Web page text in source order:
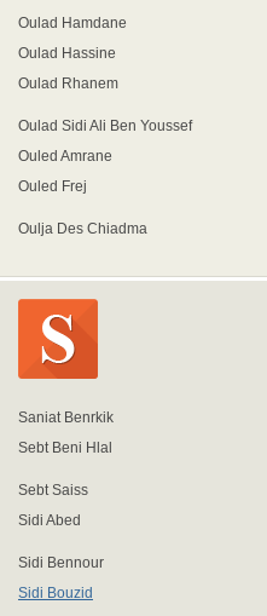
Oulad Hamdane
Oulad Hassine
Oulad Rhanem
Oulad Sidi Ali Ben Youssef
Ouled Amrane
Ouled Frej
Oulja Des Chiadma
Saniat Benrkik
Sebt Beni Hlal
Sebt Saiss
Sidi Abed
Sidi Bennour
Sidi Bouzid